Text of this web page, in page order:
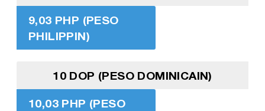
9,03 PHP (PESO
PHILIPPIN)
10 DOP (PESO DOMINICAIN)
10,03 PHP (PESO